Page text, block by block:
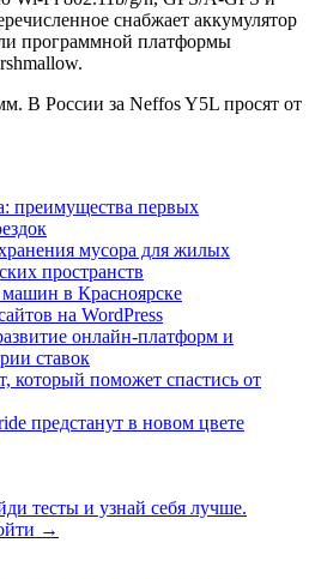
снабжает аккумулятор
программной платформы
В России за Neffos Y5L просят от
преимущества первых
мусора для жилых
пространств
в Красноярске
на WordPress
онлайн-платформ и
ставок
который поможет спастись от
предстанут в новом цвете
тесты и узнай себя лучше.
→